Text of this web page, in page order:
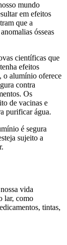
mundo
em efeitos
que a
ósseas
científicas que
efeitos
o alumínio oferece
contra
Os
de vacinas e
purificar água.
é segura
sujeito a
vida
lar, como
tintas,